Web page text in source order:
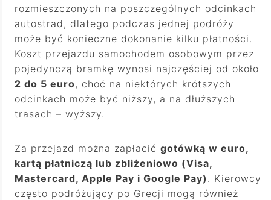
rozmieszczonych na poszczególnych odcinkach
autostrad, dlatego podczas jednej podróży
może być konieczne dokonanie kilku płatności.
Koszt przejazdu samochodem osobowym przez
pojedynczą bramkę wynosi najczęściej od około
2 do 5 euro, choć na niektórych krótszych
odcinkach może być niższy, a na dłuższych
trasach – wyższy.
Za przejazd można zapłacić gotówką w euro,
kartą płatniczą lub zbliżeniowo (Visa,
Mastercard, Apple Pay i Google Pay) . Kierowcy
często podróżujący po Grecji mogą również